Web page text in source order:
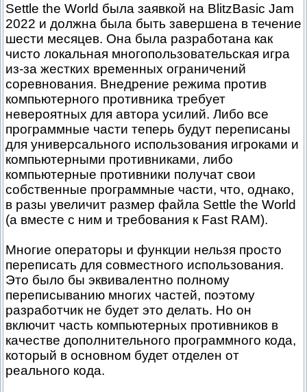
Settle the World была заявкой на BlitzBasic Jam
2022 и должна была быть завершена в течение
шести месяцев. Она была разработана как
чисто локальная многопользовательская игра
из-за жестких временных ограничений
соревнования. Внедрение режима против
компьютерного противника требует
невероятных для автора усилий. Либо все
программные части теперь будут переписаны
для универсального использования игроками и
компьютерными противниками, либо
компьютерные противники получат свои
собственные программные части, что, однако,
в разы увеличит размер файла Settle the World
(а вместе с ним и требования к Fast RAM).
Многие операторы и функции нельзя просто
переписать для совместного использования.
Это было бы эквивалентно полному
переписыванию многих частей, поэтому
разработчик не будет это делать. Но он
включит часть компьютерных противников в
качестве дополнительного программного кода,
который в основном будет отделен от
реального кода.